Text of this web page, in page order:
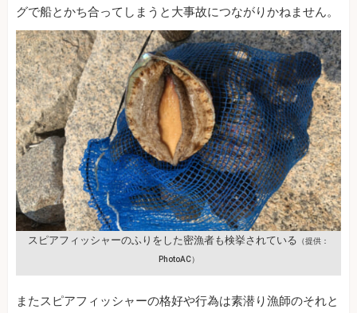
グで船とかち合ってしまうと大事故につながりかねません。
スピアフィッシャーのふりをした密漁者も検挙されている （提供：
PhotoAC）
またスピアフィッシャーの格好や行為は素潜り漁師のそれと